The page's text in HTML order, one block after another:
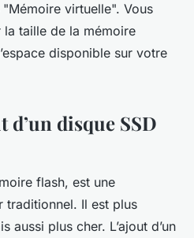
virtuelle". Vous
taille de la mémoire
disponible sur votre
d’un disque SSD
flash, est une
traditionnel. Il est plus
aussi plus cher. L’ajout d’un